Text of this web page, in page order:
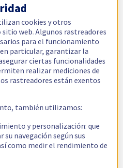
cookies y otros
web. Algunos rastreadores
para el funcionamiento
particular, garantizar la
ciertas funcionalidades
realizar mediciones de
rastreadores están exentos
también utilizamos:
y personalización: que
navegación según sus
como medir el rendimiento de